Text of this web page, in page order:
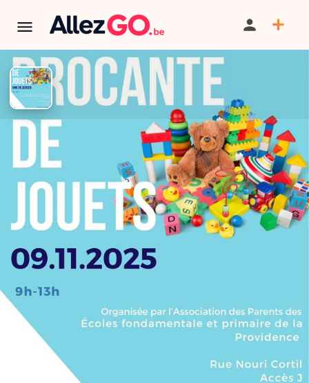
Brocante de jouet DE
CHAMPION
TERMINÉ:
Cet événement est terminé. Retrouver d'autres
événements similaires ci-dessous ou dans notre annuaire.
PARTAGER SAUVEGARDER
AU PROGRAMME
brocante de jouets organisée par l'association des
parents de l'école fondamentale et primaire